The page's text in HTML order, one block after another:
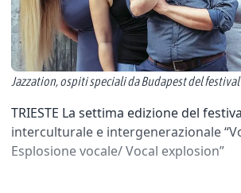
Jazzation, ospiti speciali da Budapest del
TRIESTE La settima edizione del
interculturale e intergenerazionale
Esplosione vocale/ Vocal explosion”